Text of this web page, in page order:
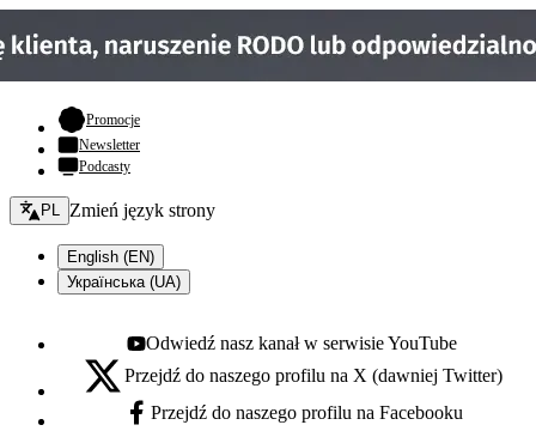
Promocje- otwiera się w nowej karcie
Newsletter
Podcasty
Zmień język - bieżący:
PL Zmień język strony
English (EN)
Українська (UA)
Youtube - otwiera się w nowej karcie
Odwiedź nasz kanał w serwisie YouTube
X - otwiera się w nowej karcie
Przejdź do naszego profilu na X (dawniej Twitter)
Facebook - otwiera się w nowej karcie
Przejdź do naszego profilu na Facebooku